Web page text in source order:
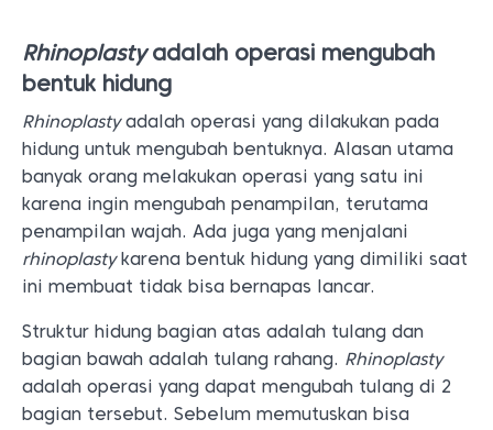
Rhinoplastyadalah operasi mengubah
bentuk hidung
Rhinoplastyadalah operasi yang dilakukan pada
hidung untuk mengubah bentuknya. Alasan utama
banyak orang melakukan operasi yang satu ini
karena ingin mengubah penampilan, terutama
penampilan wajah. Ada juga yang menjalani
rhinoplastykarena bentuk hidung yang dimiliki saat
ini membuat tidak bisa bernapas lancar.
Struktur hidung bagian atas adalah tulang dan
bagian bawah adalah tulang rahang. Rhinoplasty
adalah operasi yang dapat mengubah tulang di 2
bagian tersebut. Sebelum memutuskan bisa